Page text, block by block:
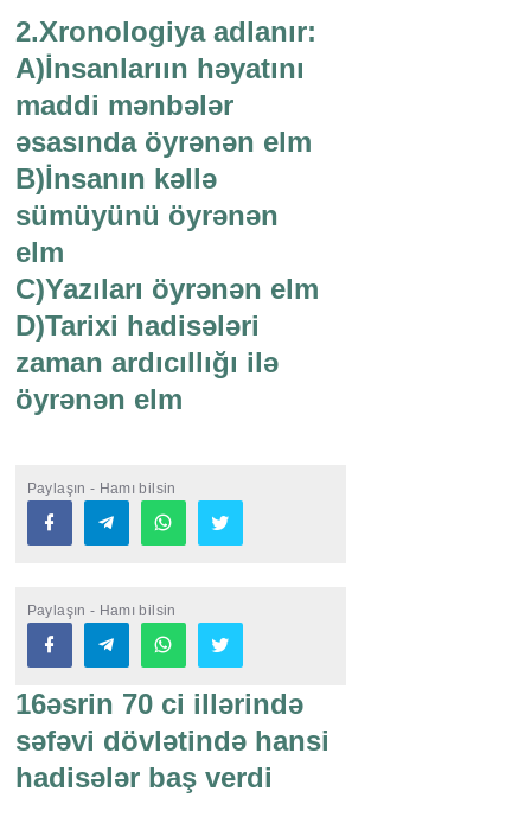
2.Xronologiya adlanır:
A)İnsanlarıın həyatını
maddi mənbələr
əsasında öyrənən elm
B)İnsanın kəllə
sümüyünü öyrənən
elm
C)Yazıları öyrənən elm
D)Tarixi hadisələri
zaman ardıcıllığı ilə
öyrənən elm
Paylaşın - Hamı bilsin
Paylaşın - Hamı bilsin
16əsrin 70 ci illərində
səfəvi dövlətində hansi
hadisələr baş verdi